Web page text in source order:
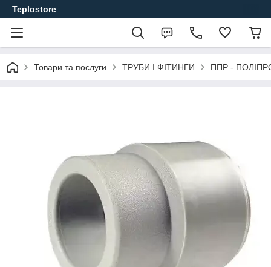
Teplostore
Товари та послуги ТРУБИ І ФІТИНГИ ППР -